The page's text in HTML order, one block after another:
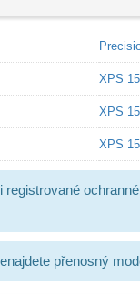
XPS
XPS
XPS
přenosný